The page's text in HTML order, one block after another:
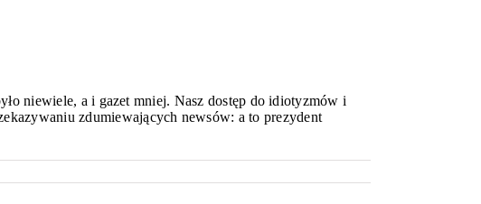
niewiele, a i gazet mniej. Nasz dostęp do idiotyzmów i
zdumiewających newsów: a to prezydent